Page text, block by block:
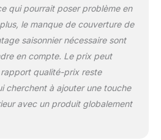
polycarbonate avec un
revêtement en poudre
est conçue pour durer.
Nos pergolas en alu
exterieur ne risquent pas
de rouiller, pour des
années d'utilisation et de
plaisir avec cette tonnelle
exterieure.
qui pourrait poser problème en
le manque de couverture de
saisonnier nécessaire sont
en compte. Le prix peut
qualité-prix reste
cherchent à ajouter une touche
avec un produit globalement